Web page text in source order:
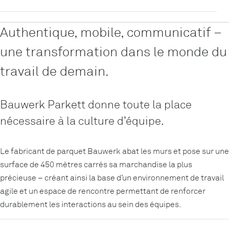
Authentique, mobile, communicatif –
une transformation dans le monde du
travail de demain.
Bauwerk Parkett donne toute la place
nécessaire à la culture d’équipe.
Le fabricant de parquet Bauwerk abat les murs et pose sur une
surface de 450 mètres carrés sa marchandise la plus
précieuse – créant ainsi la base d’un environnement de travail
agile et un espace de rencontre permettant de renforcer
durablement les interactions au sein des équipes.